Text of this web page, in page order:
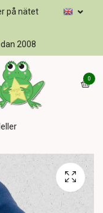
på nätet
2008
0